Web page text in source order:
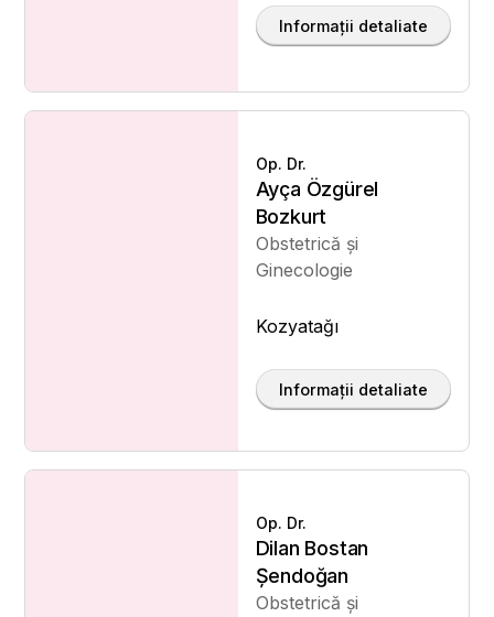
Informații detaliate
Op. Dr.
Ayça Özgürel
Bozkurt
Obstetrică și
Ginecologie
Kozyatağı
Informații detaliate
Op. Dr.
Dilan Bostan
Şendoğan
Obstetrică și